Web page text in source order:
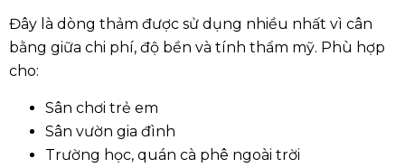
Đây là dòng thảm được sử dụng nhiều nhất vì cân
bằng giữa chi phí, độ bền và tính thẩm mỹ. Phù hợp
cho:
Sân chơi trẻ em
Sân vườn gia đình
Trường học, quán cà phê ngoài trời